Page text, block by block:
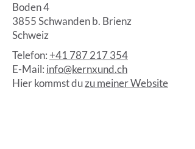
Boden 4
3855 Schwanden b. Brienz
Schweiz
Telefon:+41 787 217 354
E-Mail: info@kernxund.ch
Hier kommst duzu meiner Website